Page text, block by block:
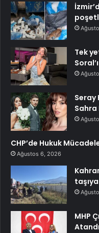
Tek
Seray
Sahra
CHP’de Hukuk
Ağustos 6, 2026
MHP
Atandı